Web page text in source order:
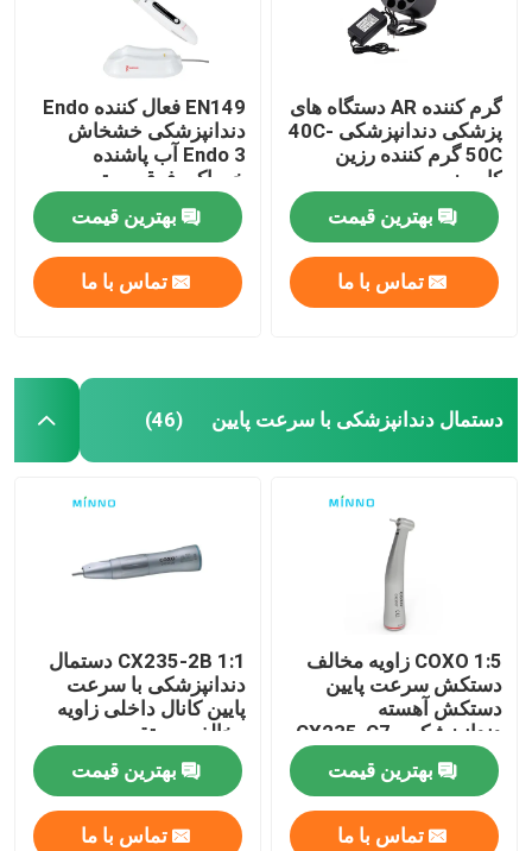
گرم کننده AR دستگاه های
پزشکی دندانپزشکی 40C-
50C گرم کننده رزین
کامپوزیت
بهترین قیمت
تماس با ما
EN149 فعال کننده Endo
دندانپزشکی خشخاش
Endo 3 آب پاشنده
خوراکی فوق صوتی
بهترین قیمت
تماس با ما
دستمال دندانپزشکی با سرعت پایین (46)
COXO 1:5 زاویه مخالف
دستکش سرعت پایین
دستکش آهسته
دندانپزشکی CX235-C7-
4
بهترین قیمت
تماس با ما
CX235-2B 1:1 دستمال
دندانپزشکی با سرعت
پایین کانال داخلی زاویه
مخالف مستقیم
بهترین قیمت
تماس با ما